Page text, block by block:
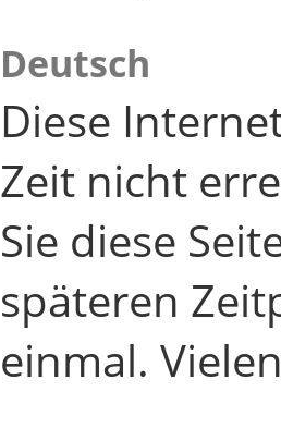
Deutsch
Diese
Zeit nicht
Sie diese
späteren
einmal.